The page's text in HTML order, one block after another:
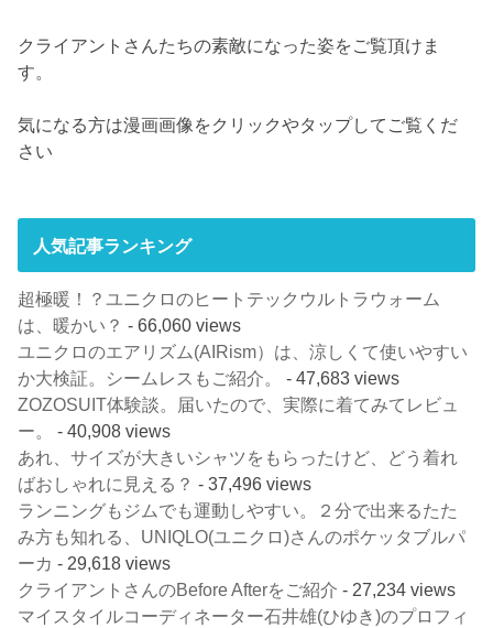
クライアントさんたちの素敵になった姿をご覧頂けま
す。
気になる方は漫画画像をクリックやタップしてご覧くだ
さい
人気記事ランキング
超極暖！？ユニクロのヒートテックウルトラウォーム
は、暖かい？ - 66,060 views
ユニクロのエアリズム(AIRism）は、涼しくて使いやすい
か大検証。シームレスもご紹介。
- 47,683 views
ZOZOSUIT体験談。届いたので、実際に着てみてレビュ
ー。
- 40,908 views
あれ、サイズが大きいシャツをもらったけど、どう着れ
ばおしゃれに見える？ - 37,496 views
ランニングもジムでも運動しやすい。２分で出来るたた
み方も知れる、UNIQLO(ユニクロ)さんのポケッタブルパ
ーカ - 29,618 views
クライアントさんのBefore Afterをご紹介 - 27,234 views
マイスタイルコーディネーター石井雄(ひゆき)のプロフィ